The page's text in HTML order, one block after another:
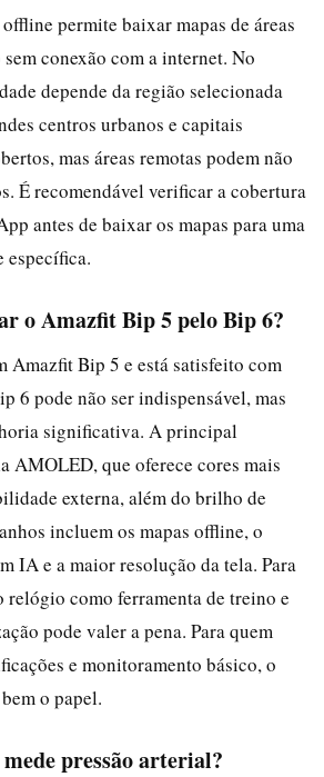
permite baixar mapas de áreas
conexão com a internet. No
depende da região selecionada
centros urbanos e capitais
mas áreas remotas podem não
É recomendável verificar a cobertura
antes de baixar os mapas para uma
específica.
o Amazfit Bip 5 pelo Bip 6?
Amazfit Bip 5 e está satisfeito com
6 pode não ser indispensável, mas
significativa. A principal
AMOLED, que oferece cores mais
externa, além do brilho de
incluem os mapas offline, o
IA e a maior resolução da tela. Para
relógio como ferramenta de treino e
pode valer a pena. Para quem
e monitoramento básico, o
o papel.
pressão arterial?